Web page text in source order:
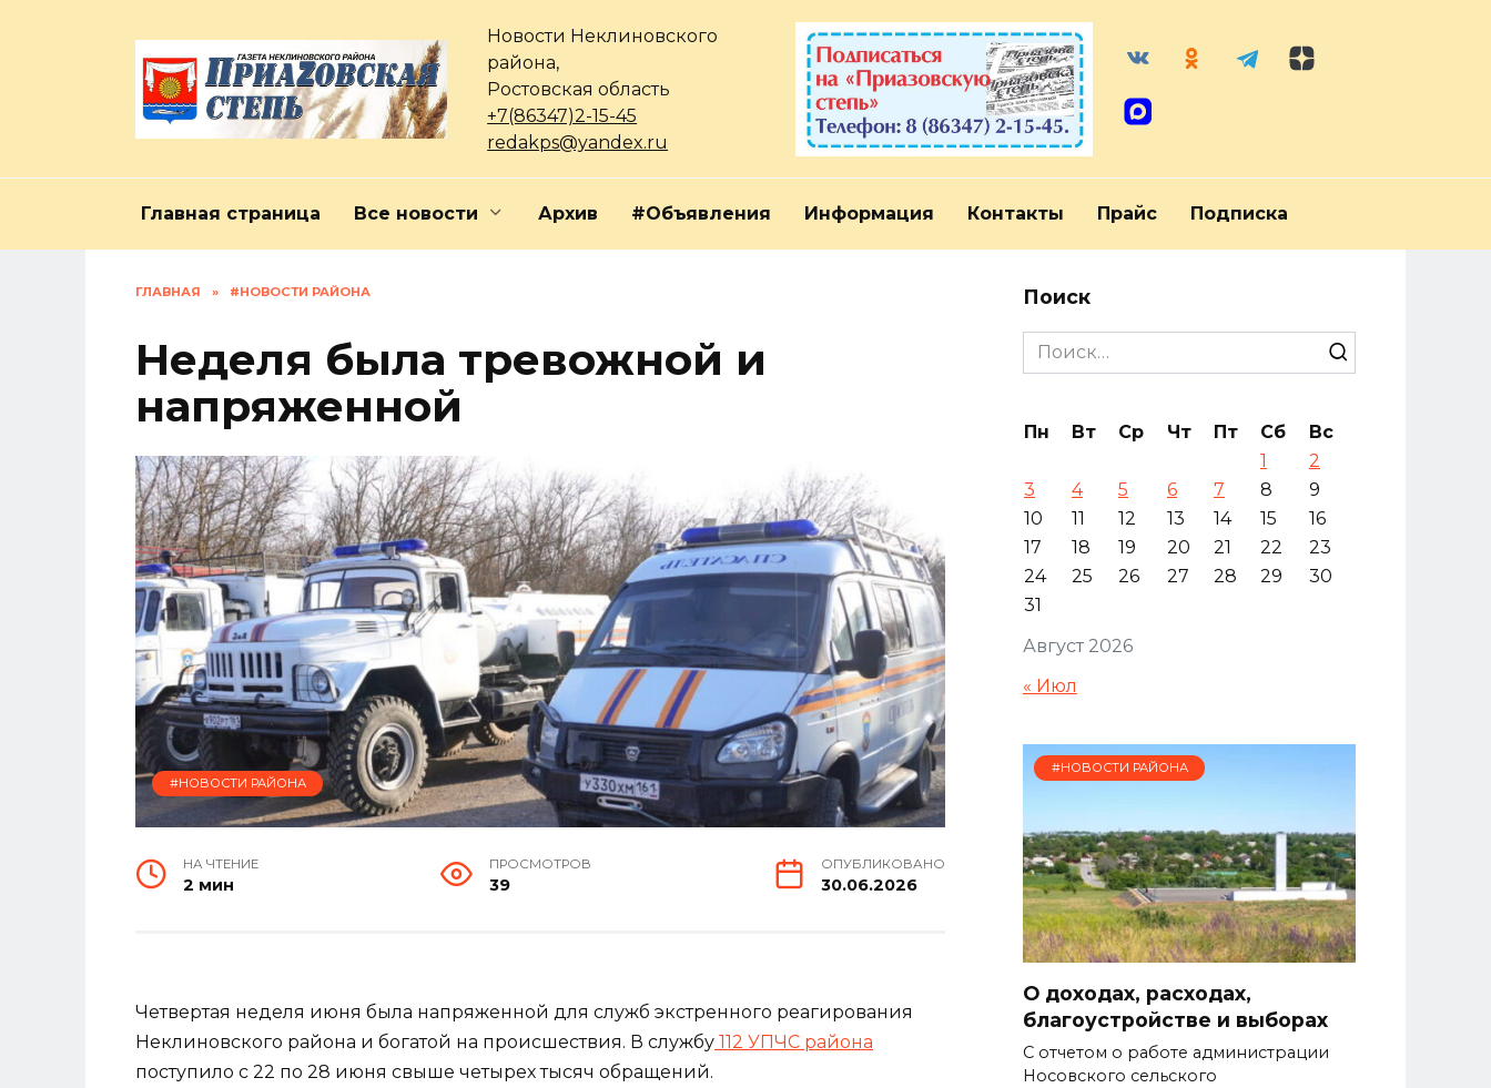
Новости Неклиновского
района,
Ростовская область
+7(86347)2-15-45
redakps@yandex.ru
Главная страница Все новости Архив #Объявления Информация Контакты Прайс Подписка
ГЛАВНАЯ » #НОВОСТИ РАЙОНА
Неделя была тревожной и
напряженной
#НОВОСТИ РАЙОНА
НА ЧТЕНИЕ
2 мин
ПРОСМОТРОВ
39
ОПУБЛИКОВАНО
30.06.2026
Четвертая неделя июня была напряженной для служб экстренного реагирования
Неклиновского района и богатой на происшествия. В службу 112 УПЧС района
поступило с 22 по 28 июня свыше четырех тысяч обращений.
Поиск
Search
for:
Август 2026
Пн Вт Ср Чт Пт Сб
Вс
1
2
3
4 5 6 7 8
9
10
11 12 13 14 15
16
17
18 19 20 21 22
23
24
25 26 27 28 29
30
31
« Июл
#НОВОСТИ РАЙОНА
О доходах, расходах,
благоустройстве и выборах
С отчетом о работе администрации
Носовского сельского